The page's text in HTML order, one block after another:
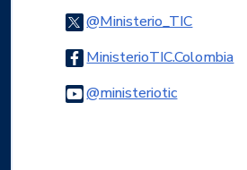
@Ministerio_TICLogo
MinisterioTIC.Colombia
@ministerioticLogo